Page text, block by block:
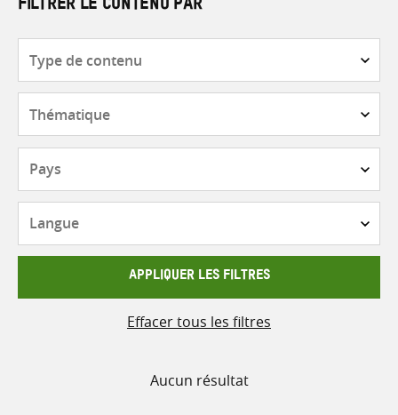
FILTRER LE CONTENU PAR
contenu
APPLIQUER LES FILTRES
Effacer tous les filtres
Aucun résultat